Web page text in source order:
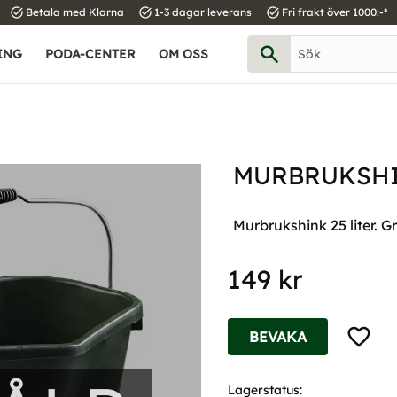
task_alt Betala med Klarna task_alt 1-3 dagar leverans task_alt Fri frakt över 1000:-*
PODA-CENTER OM OSS
Murbrukshink 25 liter.
149 kr
Lägg
BEVAKA
Lagerstatus